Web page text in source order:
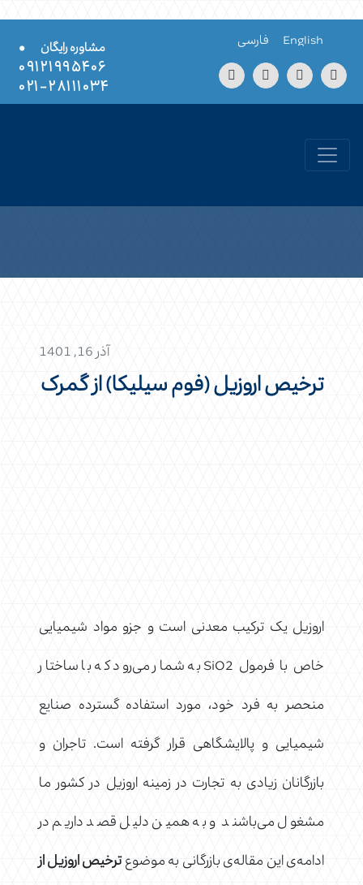
English فارسی مشاوره رایگان
•
۰۹۱۲۱۹۹۵۴۰۶
۲۸۱۱۱۰۳۴-۰۲۱
آذر 16, 1401
ترخیص اروزیل (فوم سیلیکا) از گمرک
اروزیل یک ترکیب معدنی است و جزو مواد شیمیایی
خاص با فرمول SiO2 به شمار می‌رود که با ساختار
منحصر به‌ فرد خود، مورد استفاده گسترده صنایع
شیمیایی و پالایشگاهی قرار گرفته است. تاجران و
بازرگانان زیادی به تجارت در زمینه اروزیل در کشور ما
مشغول می‌باشند و به همین دلیل قصد داریم در
ادامه‌ی این مقاله‌ی بازرگانی به موضوعترخیص اروزیل از